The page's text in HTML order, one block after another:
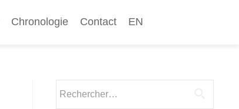
Chronologie Contact EN